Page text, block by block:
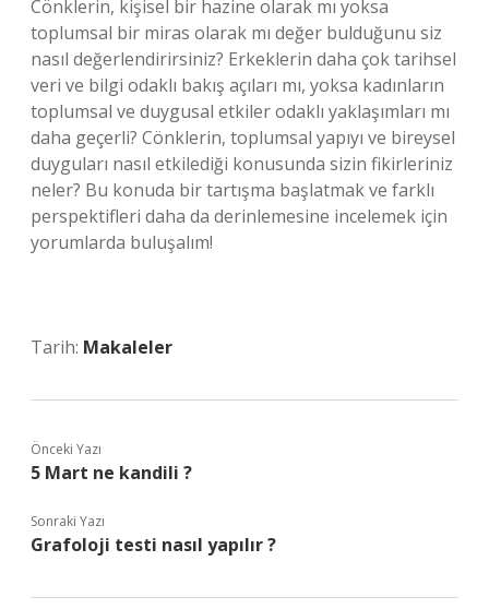
Cönklerin, kişisel bir hazine olarak mı yoksa
toplumsal bir miras olarak mı değer bulduğunu siz
nasıl değerlendirirsiniz? Erkeklerin daha çok tarihsel
veri ve bilgi odaklı bakış açıları mı, yoksa kadınların
toplumsal ve duygusal etkiler odaklı yaklaşımları mı
daha geçerli? Cönklerin, toplumsal yapıyı ve bireysel
duyguları nasıl etkilediği konusunda sizin fikirleriniz
neler? Bu konuda bir tartışma başlatmak ve farklı
perspektifleri daha da derinlemesine incelemek için
yorumlarda buluşalım!
Tarih: Makaleler
Önceki Yazı
5 Mart ne kandili ?
Sonraki Yazı
Grafoloji testi nasıl yapılır ?